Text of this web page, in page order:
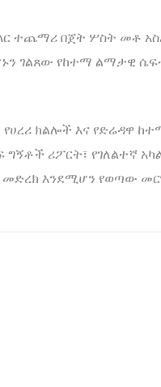
ተጨማሪ በጀት ሦስት መቶ
ገልጸው የከተማ ልማታዊ
ክልሎች እና የድሬዳዋ
ሪፖርት፣ የገለልተኛ
እንደሚሆን የወጣው መርሃ